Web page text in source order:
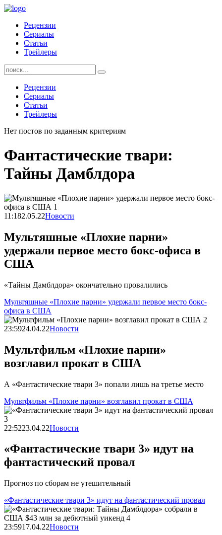
Skip
contentРецензии
Сериалы
Статьи
Трейлеры
Найти:
Рецензии
Сериалы
Статьи
Трейлеры
Нет постов по заданным критериям
Фантастические твари:
Тайны Дамблдора
11:182.05.22Новости
Мультяшные «Плохие парни»
удержали первое место бокс-офиса в
США
«Тайны Дамблдора» окончательно провалились
Мультяшные «Плохие парни» удержали первое место бокс-
офиса в США
23:5924.04.22Новости
Мультфильм «Плохие парни»
возглавил прокат в США
А «Фантастические твари 3» попали лишь на третье место
Мультфильм «Плохие парни» возглавил прокат в США
22:5223.04.22Новости
«Фантастические твари 3» идут на
фантастический провал
Прогноз по сборам не утешительный
«Фантастические твари 3» идут на фантастический провал
23:5917.04.22Новости